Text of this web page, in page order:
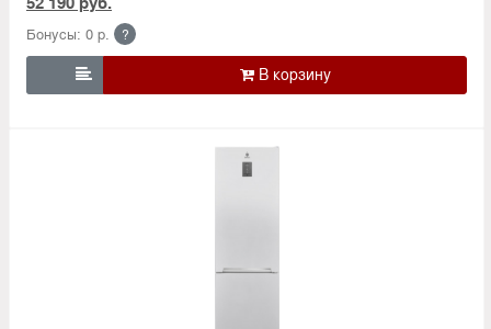
Бонусы: 0 р. ?
